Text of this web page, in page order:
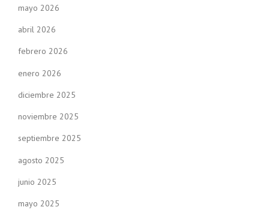
mayo 2026
abril 2026
febrero 2026
enero 2026
diciembre 2025
noviembre 2025
septiembre 2025
agosto 2025
junio 2025
mayo 2025